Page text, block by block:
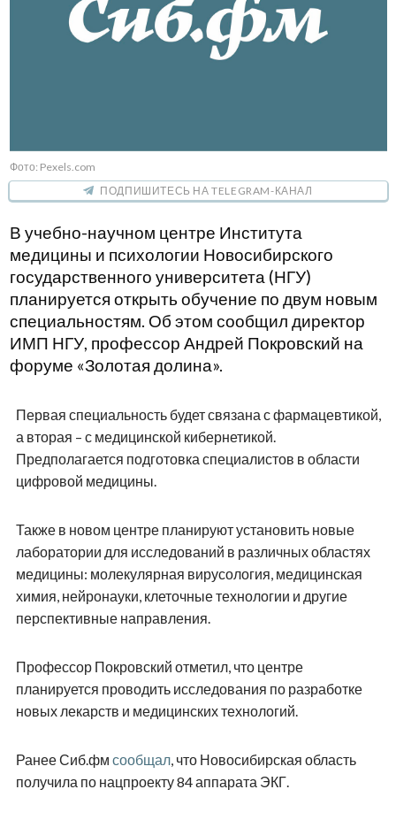
Фото: Pexels.com
ПОДПИШИТЕСЬ НА TELEGRAM-КАНАЛ
В учебно-научном центре Института
медицины и психологии Новосибирского
государственного университета (НГУ)
планируется открыть обучение по двум новым
специальностям. Об этом сообщил директор
ИМП НГУ, профессор Андрей Покровский на
форуме «Золотая долина».
Первая специальность будет связана с фармацевтикой,
а вторая – с медицинской кибернетикой.
Предполагается подготовка специалистов в области
цифровой медицины.
Также в новом центре планируют установить новые
лаборатории для исследований в различных областях
медицины: молекулярная вирусология, медицинская
химия, нейронауки, клеточные технологии и другие
перспективные направления.
Профессор Покровский отметил, что центре
планируется проводить исследования по разработке
новых лекарств и медицинских технологий.
Ранее Сиб.фм сообщал, что Новосибирская область
получила по нацпроекту 84 аппарата ЭКГ.